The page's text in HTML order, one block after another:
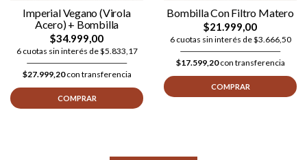
Imperial Vegano (Virola
Acero) + Bombilla
$34.999,00
6 cuotas sin interés de $5.833,17
$27.999,20con transferencia
COMPRAR
Bombilla Con Filtro Matero
$21.999,00
6 cuotas sin interés de $3.666,50
$17.599,20con transferencia
COMPRAR